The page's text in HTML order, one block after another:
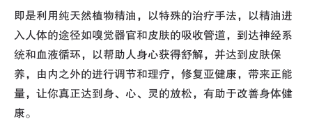
即是利用纯天然植物精油，以特殊的治疗手法，以精油进
入人体的途径如嗅觉器官和皮肤的吸收管道，到达神经系
统和血液循环，以帮助人身心获得舒解，并达到皮肤保
养，由内之外的进行调节和理疗，修复亚健康，带来正能
量，让你真正达到身、心、灵的放松，有助于改善身体健
康。